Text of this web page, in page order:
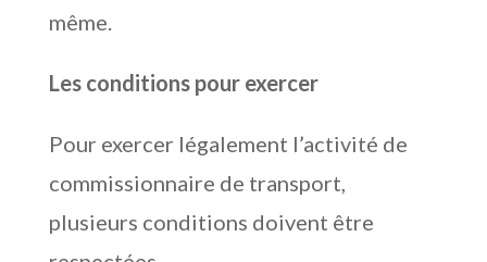
même.
Les conditions pour exercer
Pour exercer légalement l’activité de
commissionnaire de transport,
plusieurs conditions doivent être